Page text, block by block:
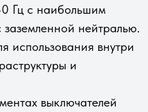
Гц c наибольшим
нейтралью.
использования внутри
и
выключателей